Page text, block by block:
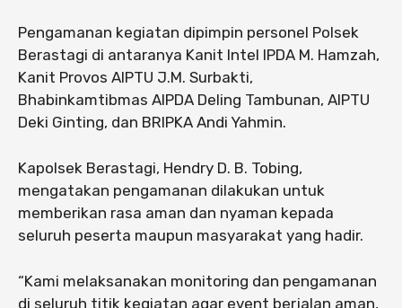
Pengamanan kegiatan dipimpin personel Polsek
Berastagi di antaranya Kanit Intel IPDA M. Hamzah,
Kanit Provos AIPTU J.M. Surbakti,
Bhabinkamtibmas AIPDA Deling Tambunan, AIPTU
Deki Ginting, dan BRIPKA Andi Yahmin.
Kapolsek Berastagi, Hendry D. B. Tobing,
mengatakan pengamanan dilakukan untuk
memberikan rasa aman dan nyaman kepada
seluruh peserta maupun masyarakat yang hadir.
“Kami melaksanakan monitoring dan pengamanan
di seluruh titik kegiatan agar event berjalan aman,